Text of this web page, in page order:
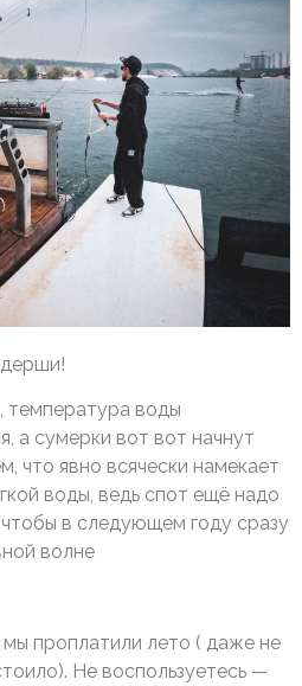
температура воды
а сумерки вот вот начнут
что явно всячески намекает
воды, ведь спот ещё надо
чтобы в следующем году сразу
волне
проплатили лето ( даже не
Не воспользуетесь —